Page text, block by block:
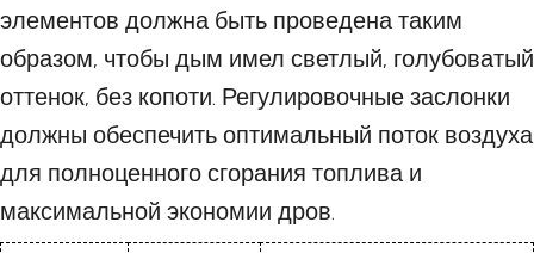
элементов должна быть проведена таким
образом, чтобы дым имел светлый, голубоватый
оттенок, без копоти. Регулировочные заслонки
должны обеспечить оптимальный поток воздуха
для полноценного сгорания топлива и
максимальной экономии дров.